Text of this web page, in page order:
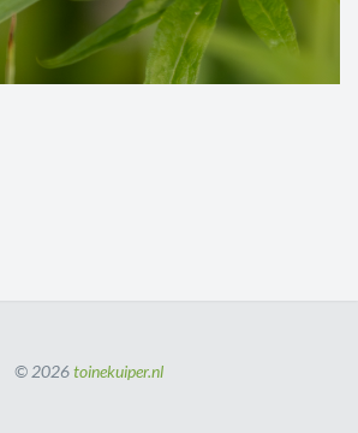
© 2026toinekuiper.nl